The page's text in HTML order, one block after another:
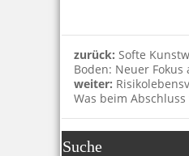
zurück: Softe
Boden: Neuer
weiter:
Was beim
Suche